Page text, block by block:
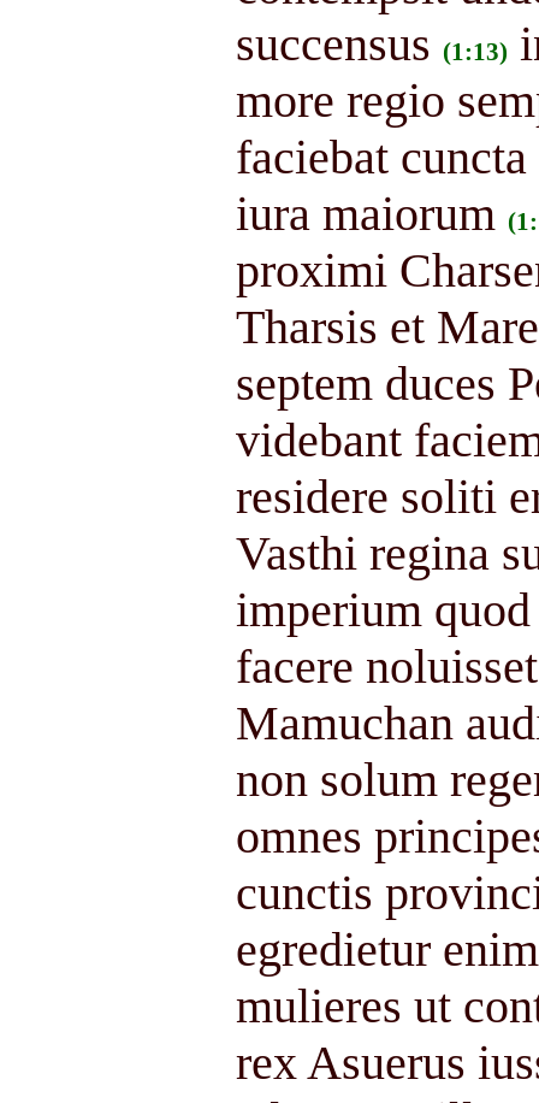
succensus (1:13)
more regio
faciebat
iura maiorum
proximi
Tharsis et
septem duces
videbant
residere soliti
Vasthi regina
imperium
facere noluisset
Mamuchan
non solum
omnes
cunctis
egredietur
mulieres ut
rex Asuerus